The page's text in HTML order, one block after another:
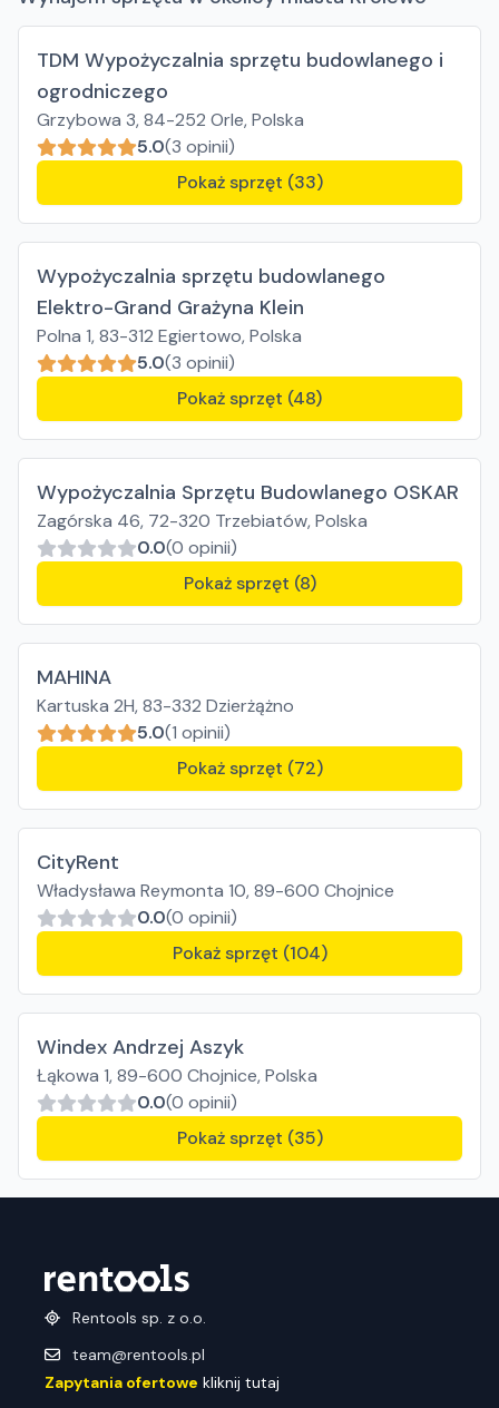
TDM Wypożyczalnia sprzętu budowlanego i
ogrodniczego
Grzybowa 3, 84-252 Orle, Polska
5.0(3 opinii)
Pokaż sprzęt (33)
Wypożyczalnia sprzętu budowlanego
Elektro-Grand Grażyna Klein
Polna 1, 83-312 Egiertowo, Polska
5.0(3 opinii)
Pokaż sprzęt (48)
Wypożyczalnia Sprzętu Budowlanego OSKAR
Zagórska 46, 72-320 Trzebiatów, Polska
0.0(0 opinii)
Pokaż sprzęt (8)
MAHINA
Kartuska 2H, 83-332 Dzierżążno
5.0(1 opinii)
Pokaż sprzęt (72)
CityRent
Władysława Reymonta 10, 89-600 Chojnice
0.0(0 opinii)
Pokaż sprzęt (104)
Windex Andrzej Aszyk
Łąkowa 1, 89-600 Chojnice, Polska
0.0(0 opinii)
Pokaż sprzęt (35)
Rentools sp. z o.o.
team@rentools.pl
Zapytania ofertowe kliknij tutaj